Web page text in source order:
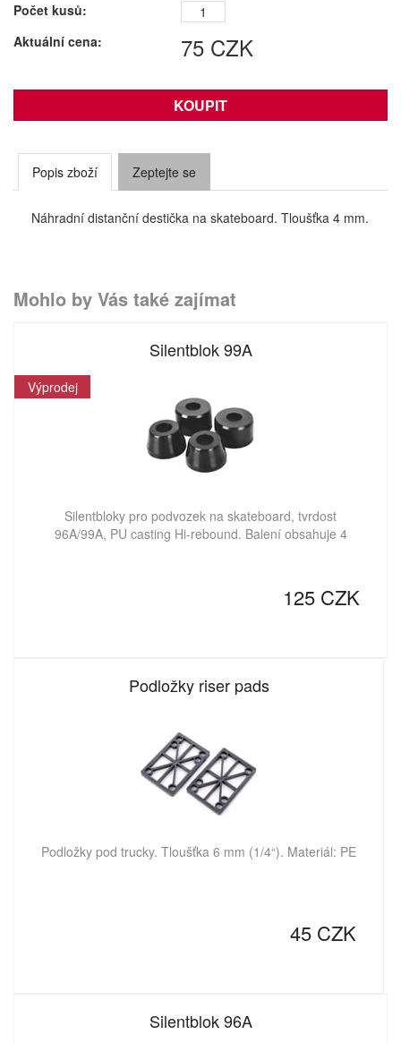
Počet kusů:
Aktuální cena:
75 CZK
Popis zboží Zeptejte se
Náhradní distanční destička na skateboard. Tloušťka 4 mm.
Mohlo by Vás také zajímat
Výprodej
Silentblok 99A
Silentbloky pro podvozek na skateboard, tvrdost
96A/99A, PU casting Hi-rebound. Balení obsahuje 4
125 CZK
Podložky riser pads
Podložky pod trucky. Tloušťka 6 mm (1/4“). Materiál: PE
45 CZK
Silentblok 96A